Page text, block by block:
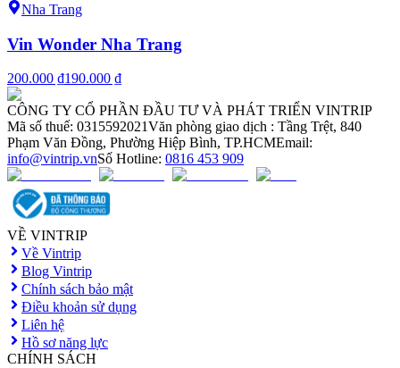
Nha Trang
Vin Wonder Nha Trang
200.000 ₫190.000 ₫
CÔNG TY CỔ PHẦN ĐẦU TƯ VÀ PHÁT TRIỂN VINTRIP
Mã số thuế: 0315592021Văn phòng giao dịch : Tầng Trệt, 840
Phạm Văn Đồng, Phường Hiệp Bình, TP.HCMEmail:
info@vintrip.vnSố Hotline: 0816 453 909
VỀ VINTRIP
Về Vintrip
Blog Vintrip
Chính sách bảo mật
Điều khoản sử dụng
Liên hệ
Hồ sơ năng lực
CHÍNH SÁCH